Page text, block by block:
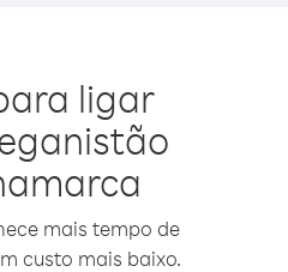
ligar
mais tempo de
custo mais baixo.